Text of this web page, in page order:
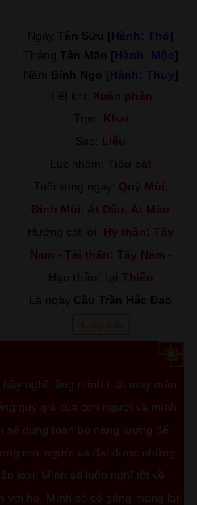
Ngày Tân Sửu [Hành: Thổ]
Tháng Tân Mão [Hành: Mộc]
Năm Bính Ngọ [Hành: Thủy]
Tiết khí: Xuân phân
Trực: Khai
Sao: Liễu
Lục nhâm: Tiểu cát
Tuổi xung ngày: Quý Mùi,
Đinh Mùi, Ất Dâu, Ất Mão
Hướng cát lợi: Hỷ thần: Tây
Nam - Tài thần: Tây Nam -
Hạc thần: tại Thiên
Là ngày Câu Trần Hắc Đạo
Ngày xấu
hãy nghĩ rằng mình thật may mắn
quý giá của con người và mình
sẽ dùng toàn bộ năng lượng để
mọi người và đạt được những
loại. Mình sẽ luôn nghĩ tốt về
với họ. Mình sẽ cố gắng mang lại